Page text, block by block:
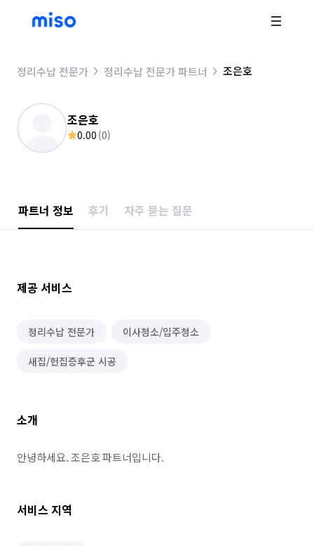
정리수납 전문가 정리수납 전문가 파트너 조은호
조은호
0.00 (0)
파트너 정보 후기 자주 묻는 질문
제공 서비스
정리수납 전문가 이사청소/입주청소
새집/헌집증후군 시공
소개
안녕하세요. 조은호 파트너입니다.
서비스 지역